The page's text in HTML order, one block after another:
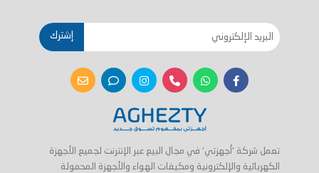
إشترك
تعمل شركة 'أجهزتي' في مجال البيع عبر الإنترنت لجميع الأجهزة
الكهربائية والإلكترونية ومكيفات الهواء والأجهزة المحمولة